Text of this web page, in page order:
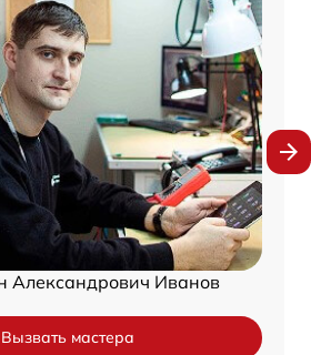
Александрович Иванов
Вызвать мастера